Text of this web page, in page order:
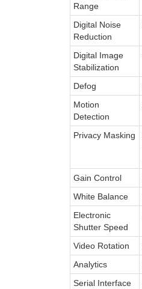
Range
Digital Noise
Reduction
Digital Image
Stabilization
Defog
Motion
Detection
Privacy Masking
Gain Control
White Balance
Electronic
Shutter Speed
Video Rotation
Analytics
Serial Interface